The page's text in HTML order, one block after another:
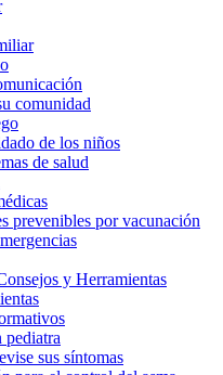
comunidad
de los niños
de salud
prevenibles por vacunación
y Herramientas
pediatra
sus síntomas